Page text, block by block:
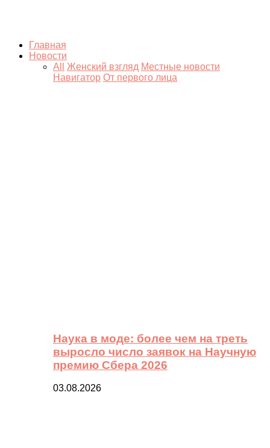
Главная
Новости
All
Женский взгляд Местные новости
Навигатор От первого лица
Наука в моде: более чем на треть
выросло число заявок на Научную
премию Сбера 2026
03.08.2026